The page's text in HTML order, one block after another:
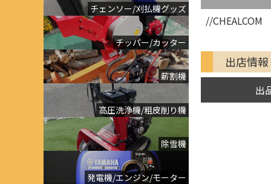
チェンソー/刈払機グッズ
チッパー/カッター
薪割機
高圧洗浄機/粗皮削り機
除雪機
発電機/エンジン/モーター
//CHEALCOM
出店情報
出